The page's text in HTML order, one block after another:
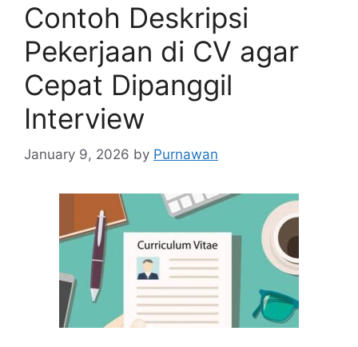
Contoh Deskripsi
Pekerjaan di CV agar
Cepat Dipanggil
Interview
January 9, 2026 by Purnawan